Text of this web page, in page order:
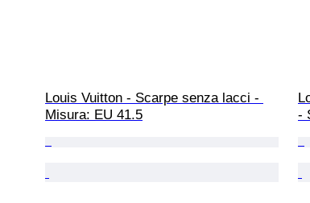
Louis Vuitton - Scarpe senza lacci -
Misura: EU 41.5
-